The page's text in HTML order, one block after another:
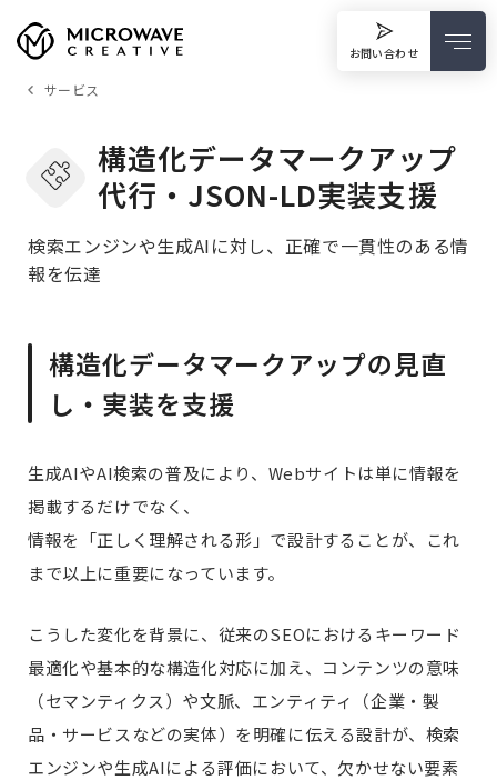
お問い合わせ
サービス
構造化データマークアップ
代行・JSON-LD実装支援
検索エンジンや生成AIに対し、正確で一貫性のある情
報を伝達
構造化データマークアップの見直
し・実装を支援
生成AIやAI検索の普及により、Webサイトは単に情報を
掲載するだけでなく、
情報を「正しく理解される形」で設計することが、これ
まで以上に重要になっています。
こうした変化を背景に、従来のSEOにおけるキーワード
最適化や基本的な構造化対応に加え、コンテンツの意味
（セマンティクス）や文脈、エンティティ（企業・製
品・サービスなどの実体）を明確に伝える設計が、検索
エンジンや生成AIによる評価において、欠かせない要素